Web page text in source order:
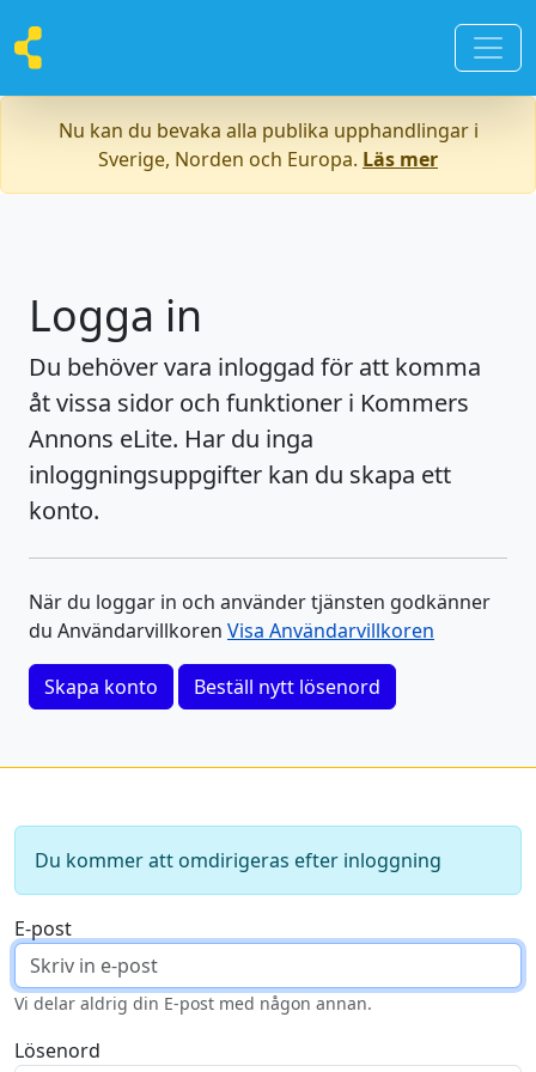
Nu kan du bevaka alla publika upphandlingar i
Sverige, Norden och Europa. Läs mer
Logga in
Du behöver vara inloggad för att komma
åt vissa sidor och funktioner i Kommers
Annons eLite. Har du inga
inloggningsuppgifter kan du skapa ett
konto.
När du loggar in och använder tjänsten godkänner
du Användarvillkoren Visa Användarvillkoren
Skapa konto Beställ nytt lösenord
Du kommer att omdirigeras efter inloggning
E-post
Vi delar aldrig din E-post med någon annan.
Lösenord